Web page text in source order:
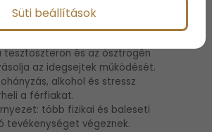
és az ösztrogén
az idegsejtek működését.
alkohol és stressz
a férfiakat.
több fizikai és baleseti
tevékenységet végeznek.
Süti beállítások